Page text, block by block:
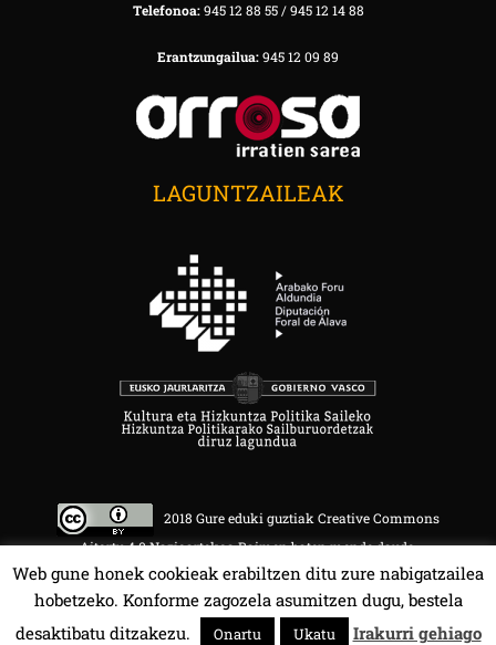
Telefonoa:945 12 88 55 / 945 12 14 88
Erantzungailua:945 12 09 89
LAGUNTZAILEAK
2018 Gure eduki guztiak Creative Commons
Aitortu 4.0 Nazioartekoa Baimen baten mende daude.
HALA BEDI BAT 107.4 MHz.
Web gune honek cookieak erabiltzen ditu zure nabigatzailea
hobetzeko. Konforme zagozela asumitzen dugu, bestela
desaktibatu ditzakezu.
Onartu Ukatu Irakurri gehiago